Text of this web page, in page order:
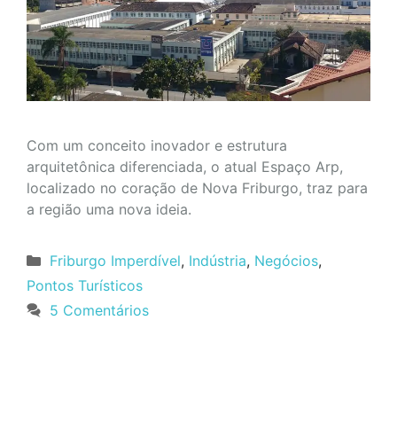
Com um conceito inovador e estrutura
arquitetônica diferenciada, o atual Espaço Arp,
localizado no coração de Nova Friburgo, traz para
a região uma nova ideia.
Categorias
Friburgo Imperdível, Indústria, Negócios,
Pontos Turísticos
5 Comentários